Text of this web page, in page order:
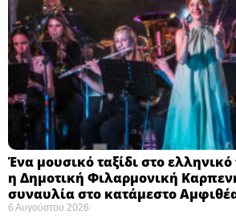
Ένα μουσικό ταξίδι στο
η Δημοτική Φιλαρμονική
συναυλία στο κατάμεστο
6 Αυγούστου 2026